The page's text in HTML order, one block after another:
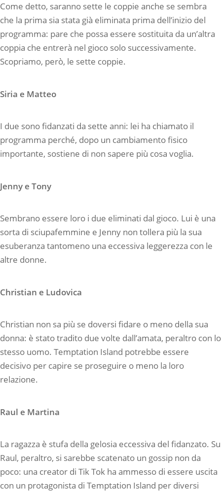
Come detto, saranno sette le coppie anche se sembra
che la prima sia stata già eliminata prima dell’inizio del
programma: pare che possa essere sostituita da un’altra
coppia che entrerà nel gioco solo successivamente.
Scopriamo, però, le sette coppie.
Siria e Matteo
I due sono fidanzati da sette anni: lei ha chiamato il
programma perché, dopo un cambiamento fisico
importante, sostiene di non sapere più cosa voglia.
Jenny e Tony
Sembrano essere loro i due eliminati dal gioco. Lui è una
sorta di sciupafemmine e Jenny non tollera più la sua
esuberanza tantomeno una eccessiva leggerezza con le
altre donne.
Christian e Ludovica
Christian non sa più se doversi fidare o meno della sua
donna: è stato tradito due volte dall’amata, peraltro con lo
stesso uomo. Temptation Island potrebbe essere
decisivo per capire se proseguire o meno la loro
relazione.
Raul e Martina
La ragazza è stufa della gelosia eccessiva del fidanzato. Su
Raul, peraltro, si sarebbe scatenato un gossip non da
poco: una creator di Tik Tok ha ammesso di essere uscita
con un protagonista di Temptation Island per diversi